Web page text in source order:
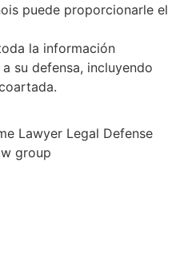
puede proporcionarle el
la información
su defensa, incluyendo